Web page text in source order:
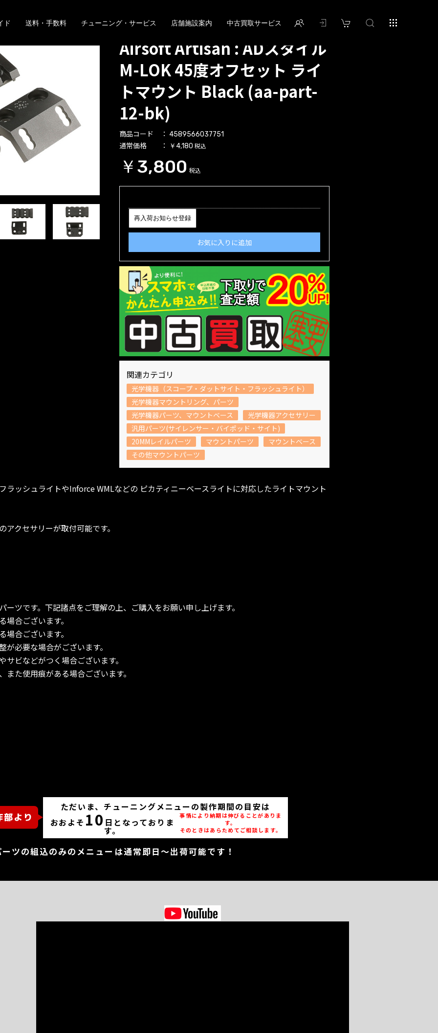
ド 送料・手数料 チューニング・サービス 店舗施設案内 中古買取サービス
Airsoft Artisan : ADスタイル
M-LOK 45度オフセット ライ
トマウント Black (aa-part-
12-bk)
商品コード 4589566037751
通常価格 ￥4,180 税込
￥3,800 税込
再入荷お知らせ登録
お気に入りに追加
関連カテゴリ
光学機器（スコープ・ダットサイト・フラッシュライト）
光学機器マウントリング、パーツ
光学機器パーツ、マウントベース
光学機器アクセサリー
汎用パーツ(サイレンサー・バイポッド・サイト)
20MMレイルパーツ
マウントパーツ
マウントベース
その他マウントパーツ
ラッシュライトやInforce WMLなどの ピカティニーベースライトに対応したライトマウント
クセサリーが取付可能です。
ーツです。下記諸点をご理解の上、ご購入をお願い申し上げます。
合ございます。
合ございます。
必要な場合がございます。
ビなどがつく場合ございます。
た使用痕がある場合ございます。
ただいま、チューニングメニューの製作期間の目安は
おおよそ 10 日となっておりま
す。
事情により納期は伸びることがありま
す。
そのときはあらためてご相談します。
ツの組込のみのメニューは通常即日～出荷可能です！